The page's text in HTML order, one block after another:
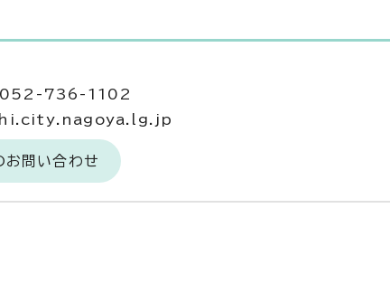
052-736-1102
問い合わせ